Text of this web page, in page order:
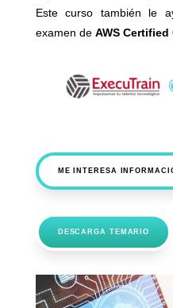
Este curso también le
examen de AWS
ME INTERESA
DESCARGA TEMARIO